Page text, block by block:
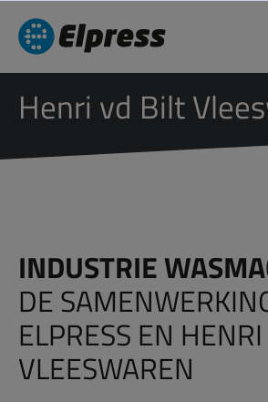
Henri vd Bilt
INDUSTRIE
DE
ELPRESS EN
VLEESWAREN